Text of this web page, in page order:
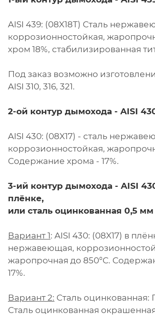
AISI 439: (08X18Т) Сталь
коррозионностойкая,
хром 18%, стабилизированная
Под заказ возможно
AISI 310, 316, 321.
2-ой контур дымохода - AISI
AISI 430: (08X17) - сталь
коррозионностойкая,
Содержание хрома - 17%.
3-ий контур дымохода - AISI
плёнке,
или сталь оцинкованная 0,5 мм
Вариант 1: AISI 430: (08X17) в
нержавеющая,
жаропрочная до 850°С.
17%.
Вариант 2: Сталь оцинкованная:
Сталь оцинкованная